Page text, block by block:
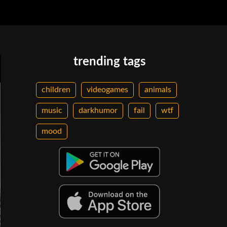
trending tags
children videogames animals
music darkhumor fail wtf
mood